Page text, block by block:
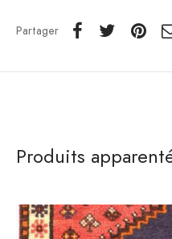
Partager
Produits